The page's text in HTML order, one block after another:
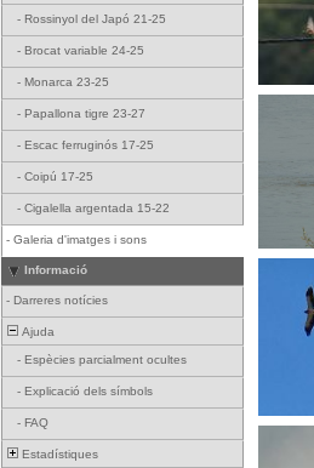
- Rossinyol del Japó 21-25
- Brocat variable 24-25
- Monarca 23-25
- Papallona tigre 23-27
- Escac ferruginós 17-25
- Coipú 17-25
- Cigalella argentada 15-22
- Galeria d'imatges i sons
Informació
- Darreres notícies
Ajuda
- Espècies parcialment ocultes
- Explicació dels símbols
- FAQ
Estadístiques